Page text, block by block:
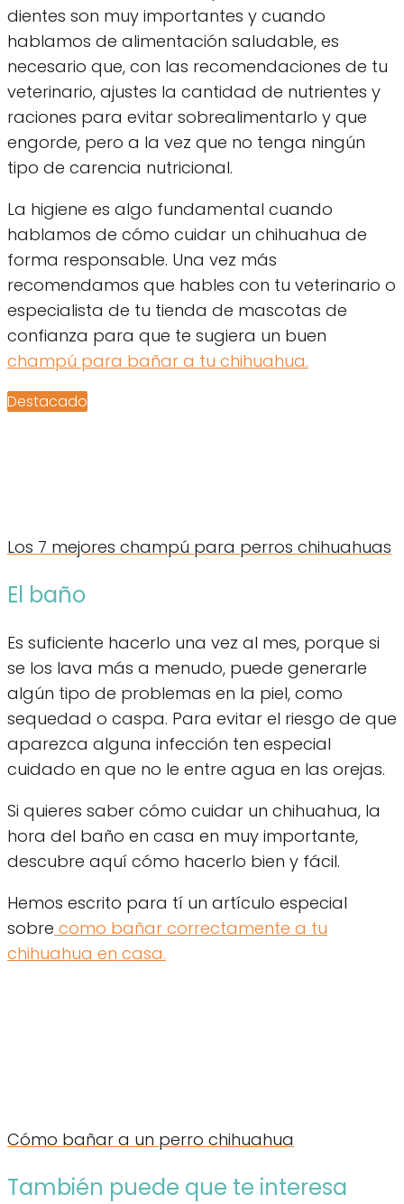
dientes son muy importantes y cuando
hablamos de alimentación saludable, es
necesario que, con las recomendaciones de tu
veterinario, ajustes la cantidad de nutrientes y
raciones para evitar sobrealimentarlo y que
engorde, pero a la vez que no tenga ningún
tipo de carencia nutricional.
La higiene es algo fundamental cuando
hablamos de cómo cuidar un chihuahua de
forma responsable. Una vez más
recomendamos que hables con tu veterinario o
especialista de tu tienda de mascotas de
confianza para que te sugiera un buen
champú para bañar a tu chihuahua.
Destacado
Los 7 mejores champú para perros chihuahuas
El baño
Es suficiente hacerlo una vez al mes, porque si
se los lava más a menudo, puede generarle
algún tipo de problemas en la piel, como
sequedad o caspa. Para evitar el riesgo de que
aparezca alguna infección ten especial
cuidado en que no le entre agua en las orejas.
Si quieres saber cómo cuidar un chihuahua, la
hora del baño en casa en muy importante,
descubre aquí cómo hacerlo bien y fácil.
Hemos escrito para tí un artículo especial
sobre como bañar correctamente a tu
chihuahua en casa.
Cómo bañar a un perro chihuahua
También puede que te interesa